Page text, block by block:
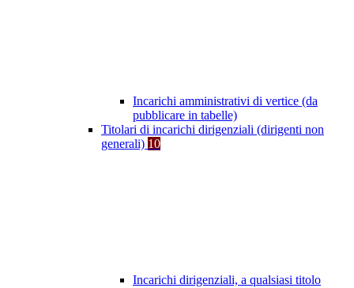
Incarichi amministrativi di vertice (da
pubblicare in tabelle)
Titolari di incarichi dirigenziali (dirigenti non
generali) 10
Incarichi dirigenziali, a qualsiasi titolo